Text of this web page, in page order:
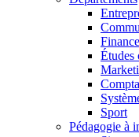
Finance
Études
Sport
Pédagogie à